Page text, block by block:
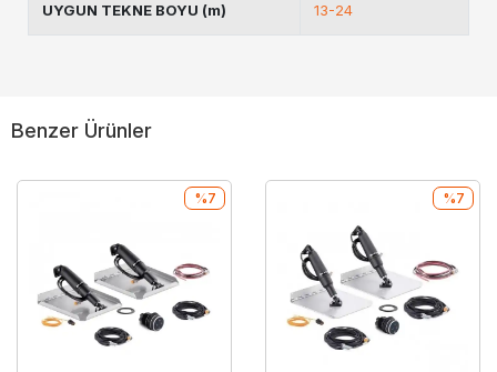
UYGUN TEKNE BOYU (m) 13-24
Benzer Ürünler
%7 %7